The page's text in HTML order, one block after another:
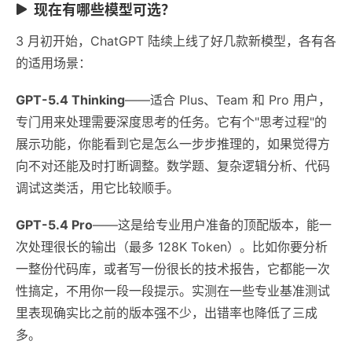
现在有哪些模型可选？
3 月初开始，ChatGPT 陆续上线了好几款新模型，各有各
的适用场景：
GPT-5.4 Thinking——适合 Plus、Team 和 Pro 用户，
专门用来处理需要深度思考的任务。它有个"思考过程"的
展示功能，你能看到它是怎么一步步推理的，如果觉得方
向不对还能及时打断调整。数学题、复杂逻辑分析、代码
调试这类活，用它比较顺手。
GPT-5.4 Pro——这是给专业用户准备的顶配版本，能一
次处理很长的输出（最多 128K Token）。比如你要分析
一整份代码库，或者写一份很长的技术报告，它都能一次
性搞定，不用你一段一段提示。实测在一些专业基准测试
里表现确实比之前的版本强不少，出错率也降低了三成
多。